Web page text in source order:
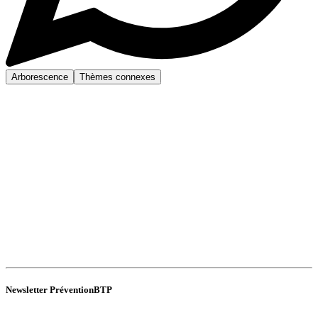
Arborescence Thèmes connexes
Newsletter PréventionBTP